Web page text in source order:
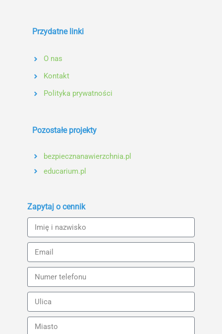
Przydatne linki
O nas
Kontakt
Polityka prywatności
Pozostałe projekty
bezpiecznanawierzchnia.pl
educarium.pl
Zapytaj o cennik